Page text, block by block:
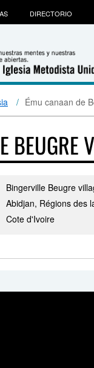
DIRECTORIO
Ému canaan de
BEUGRE
Bingerville Beugre
Abidjan, Régions des
Cote d'Ivoire